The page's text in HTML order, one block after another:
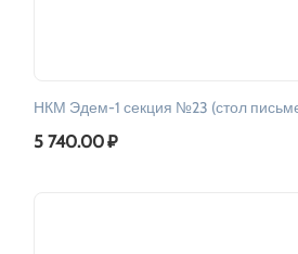
НКМ Эдем-1 секция №23 (стол
5 740.00₽